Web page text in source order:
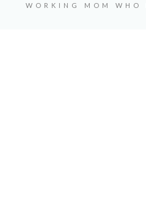
WORKING MOM WHO